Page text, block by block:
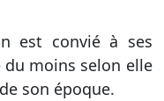
est convié à ses
moins selon elle
son époque.